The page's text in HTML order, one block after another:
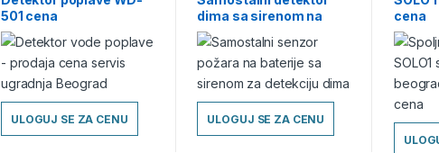
501 cena
ULOGUJ SE ZA CENU
dima sa sirenom na
baterije GB-2188
ULOGUJ SE ZA CENU
cena